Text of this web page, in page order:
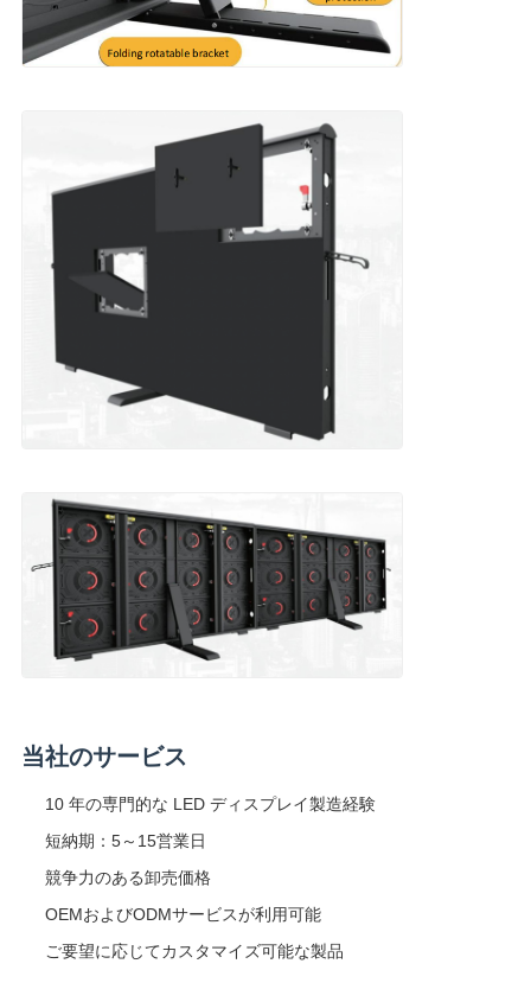
当社のサービス
10 年の専門的な LED ディスプレイ製造経験
短納期：5～15営業日
競争力のある卸売価格
OEMおよびODMサービスが利用可能
ご要望に応じてカスタマイズ可能な製品